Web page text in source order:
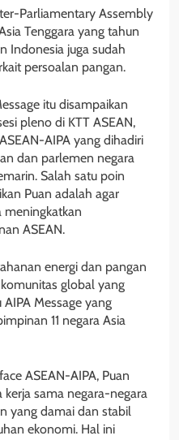
Parliamentary Assembly
Tenggara yang tahun
Indonesia juga sudah
persoalan pangan.
itu disampaikan
pleno di KTT ASEAN,
AIPA yang dihadiri
dan parlemen negara
Salah satu poin
Puan adalah agar
meningkatkan
ASEAN.
energi dan pangan
global yang
Message yang
11 negara Asia
ASEAN-AIPA, Puan
sama negara-negara
yang damai dan stabil
ekonomi. Hal ini